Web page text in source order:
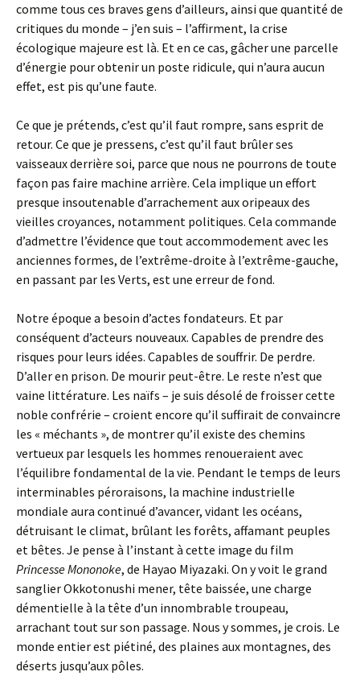
comme tous ces braves gens d’ailleurs, ainsi que quantité de
critiques du monde – j’en suis – l’affirment, la crise
écologique majeure est là. Et en ce cas, gâcher une parcelle
d’énergie pour obtenir un poste ridicule, qui n’aura aucun
effet, est pis qu’une faute.
Ce que je prétends, c’est qu’il faut rompre, sans esprit de
retour. Ce que je pressens, c’est qu’il faut brûler ses
vaisseaux derrière soi, parce que nous ne pourrons de toute
façon pas faire machine arrière. Cela implique un effort
presque insoutenable d’arrachement aux oripeaux des
vieilles croyances, notamment politiques. Cela commande
d’admettre l’évidence que tout accommodement avec les
anciennes formes, de l’extrême-droite à l’extrême-gauche,
en passant par les Verts, est une erreur de fond.
Notre époque a besoin d’actes fondateurs. Et par
conséquent d’acteurs nouveaux. Capables de prendre des
risques pour leurs idées. Capables de souffrir. De perdre.
D’aller en prison. De mourir peut-être. Le reste n’est que
vaine littérature. Les naïfs – je suis désolé de froisser cette
noble confrérie – croient encore qu’il suffirait de convaincre
les « méchants », de montrer qu’il existe des chemins
vertueux par lesquels les hommes renoueraient avec
l’équilibre fondamental de la vie. Pendant le temps de leurs
interminables péroraisons, la machine industrielle
mondiale aura continué d’avancer, vidant les océans,
détruisant le climat, brûlant les forêts, affamant peuples
et bêtes. Je pense à l’instant à cette image du film
Princesse Mononoke, de Hayao Miyazaki. On y voit le grand
sanglier Okkotonushi mener, tête baissée, une charge
démentielle à la tête d’un innombrable troupeau,
arrachant tout sur son passage. Nous y sommes, je crois. Le
monde entier est piétiné, des plaines aux montagnes, des
déserts jusqu’aux pôles.